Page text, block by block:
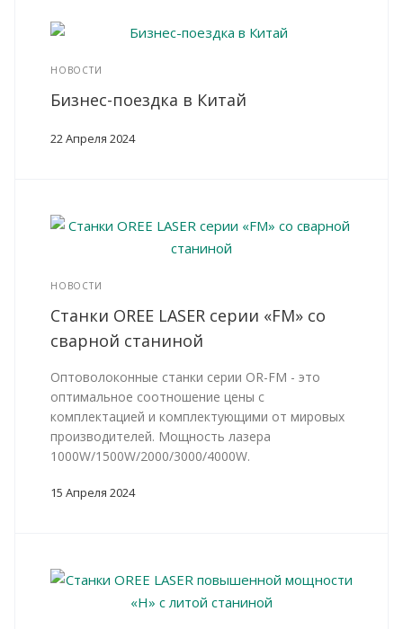
НОВОСТИ
Бизнес-поездка в Китай
22 Апреля 2024
НОВОСТИ
Станки OREE LASER серии «FM» со
сварной станиной
Оптоволоконные станки серии OR-FM - это
оптимальное соотношение цены с
комплектацией и комплектующими от мировых
производителей. Мощность лазера
1000W/1500W/2000/3000/4000W.
15 Апреля 2024